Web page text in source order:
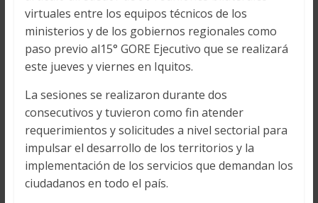
virtuales entre los equipos técnicos de los
ministerios y de los gobiernos regionales como
paso previo al15° GORE Ejecutivo que se realizará
este jueves y viernes en Iquitos.
La sesiones se realizaron durante dos
consecutivos y tuvieron como fin atender
requerimientos y solicitudes a nivel sectorial para
impulsar el desarrollo de los territorios y la
implementación de los servicios que demandan los
ciudadanos en todo el país.